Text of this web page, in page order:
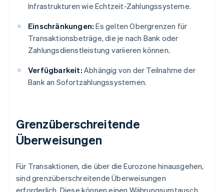
Infrastrukturen wie Echtzeit-Zahlungssysteme.
Einschränkungen: Es gelten Obergrenzen für
Transaktionsbeträge, die je nach Bank oder
Zahlungsdienstleistung variieren können.
Verfügbarkeit: Abhängig von der Teilnahme der
Bank an Sofortzahlungssystemen.
Grenzüberschreitende
Überweisungen
Für Transaktionen, die über die Eurozone hinausgehen,
sind grenzüberschreitende Überweisungen